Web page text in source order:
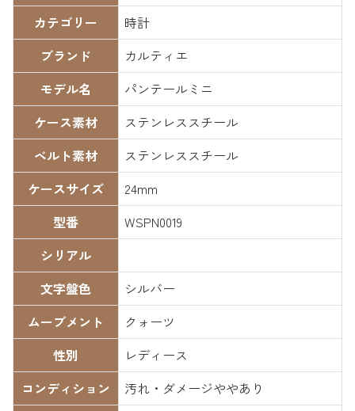
カテゴリー
時計
ブランド
カルティエ
モデル名
パンテールミニ
ケース素材
ステンレススチール
ベルト素材
ステンレススチール
ケースサイズ
24mm
型番
WSPN0019
シリアル
文字盤色
シルバー
ムーブメント
クォーツ
性別
レディース
コンディション
汚れ・ダメージややあり